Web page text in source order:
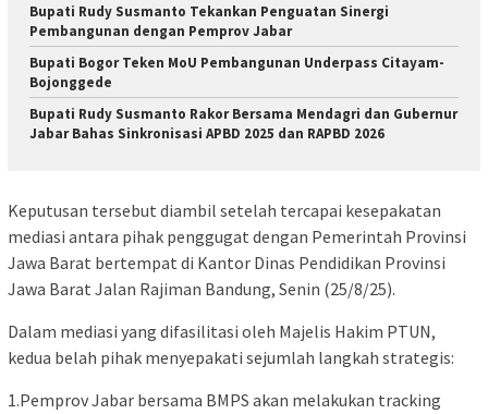
Bupati Rudy Susmanto Tekankan Penguatan Sinergi
Pembangunan dengan Pemprov Jabar
Bupati Bogor Teken MoU Pembangunan Underpass Citayam-
Bojonggede
Bupati Rudy Susmanto Rakor Bersama Mendagri dan Gubernur
Jabar Bahas Sinkronisasi APBD 2025 dan RAPBD 2026
Keputusan tersebut diambil setelah tercapai kesepakatan
mediasi antara pihak penggugat dengan Pemerintah Provinsi
Jawa Barat bertempat di Kantor Dinas Pendidikan Provinsi
Jawa Barat Jalan Rajiman Bandung, Senin (25/8/25).
Dalam mediasi yang difasilitasi oleh Majelis Hakim PTUN,
kedua belah pihak menyepakati sejumlah langkah strategis:
1.Pemprov Jabar bersama BMPS akan melakukan tracking